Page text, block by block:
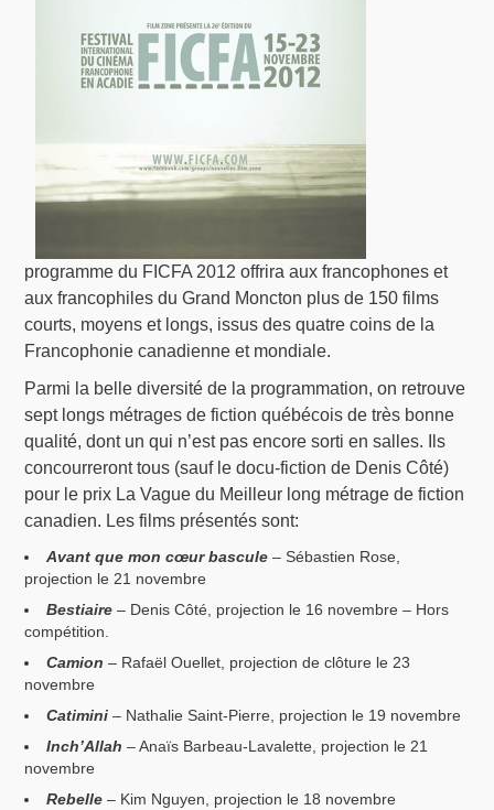
programme du FICFA 2012 offrira aux francophones et
aux francophiles du Grand Moncton plus de 150 films
courts, moyens et longs, issus des quatre coins de la
Francophonie canadienne et mondiale.
Parmi la belle diversité de la programmation, on retrouve
sept longs métrages de fiction québécois de très bonne
qualité, dont un qui n’est pas encore sorti en salles. Ils
concourreront tous (sauf le docu-fiction de Denis Côté)
pour le prix La Vague du Meilleur long métrage de fiction
canadien. Les films présentés sont:
Avant que mon cœur bascule– Sébastien Rose,
projection le 21 novembre
Bestiaire– Denis Côté, projection le 16 novembre – Hors
compétition.
Camion – Rafaël Ouellet, projection de clôture le 23
novembre
Catimini– Nathalie Saint-Pierre, projection le 19 novembre
Inch’Allah – Anaïs Barbeau-Lavalette, projection le 21
novembre
Rebelle– Kim Nguyen, projection le 18 novembre